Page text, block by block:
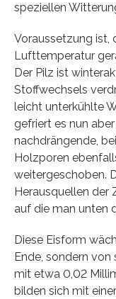
speziellen
Voraussetzung ist,
Lufttemperatur
Der Pilz ist
Stoffwechsels
leicht unterkühlte
gefriert es nun
nachdrängende,
Holzporen
weitergeschoben.
Herausquellen der
auf die man unten
Diese Eisform
Ende, sondern von
mit etwa 0,02
bilden sich mit